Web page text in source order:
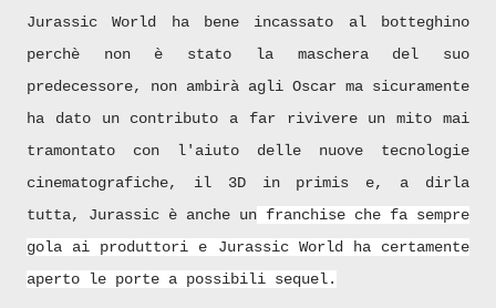
Jurassic World ha bene incassato al botteghino
perchè non è stato la maschera del suo
predecessore, non ambirà agli Oscar ma sicuramente
ha dato un contributo a far rivivere un mito mai
tramontato con l'aiuto delle nuove tecnologie
cinematografiche, il 3D in primis e, a dirla
tutta, Jurassic è anche un franchise che fa sempre
gola ai produttori e Jurassic World ha certamente
aperto le porte a possibili sequel.